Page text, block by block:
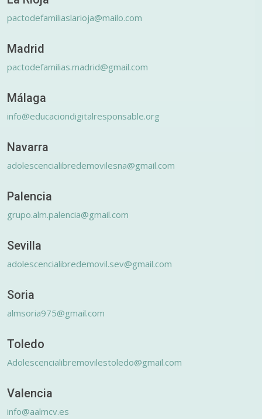
pactodefamiliaslarioja@mailo.com
Madrid
pactodefamilias.madrid@gmail.com
Málaga
info@educaciondigitalresponsable.org
Navarra
adolescencialibredemovilesna@gmail.com
Palencia
grupo.alm.palencia@gmail.com
Sevilla
adolescencialibredemovil.sev@gmail.com
Soria
almsoria975@gmail.com
Toledo
Adolescencialibremovilestoledo@gmail.com
Valencia
info@aalmcv.es